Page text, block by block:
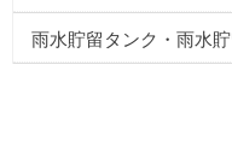
雨水貯留タンク・雨水